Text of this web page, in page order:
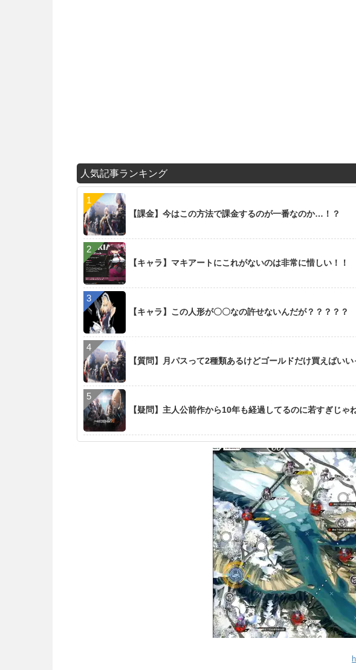
人気記事ランキング
【課金】今はこの方法で課金するのが一番なのか…！？
【キャラ】マキアートにこれがないのは非常に惜しい！！
【キャラ】この人形が〇〇なの許せないんだが？？？？？
【質問】月パスって2種類あるけどゴールドだけ買えばい
【疑問】主人公前作から10年も経過してるのに若すぎじゃ